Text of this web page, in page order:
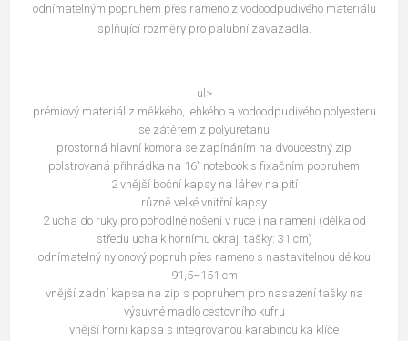
odnímatelným popruhem přes rameno z vodoodpudivého materiálu
splňující rozměry pro palubní zavazadla.
ul>
prémiový materiál z měkkého, lehkého a vodoodpudivého polyesteru
se zátěrem z polyuretanu
prostorná hlavní komora se zapínáním na dvoucestný zip
polstrovaná přihrádka na 16" notebook s fixačním popruhem
2 vnější boční kapsy na láhev na pití
různě velké vnitřní kapsy
2 ucha do ruky pro pohodlné nošení v ruce i na rameni (délka od
středu ucha k hornímu okraji tašky: 31 cm)
odnímatelný nylonový popruh přes rameno s nastavitelnou délkou
91,5–151 cm
vnější zadní kapsa na zip s popruhem pro nasazení tašky na
výsuvné madlo cestovního kufru
vnější horní kapsa s integrovanou karabinou ka klíče